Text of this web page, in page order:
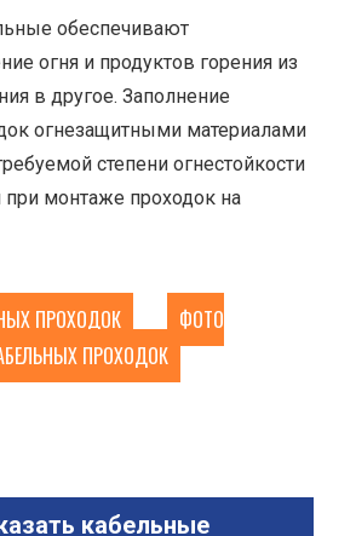
обеспечивают
огня и продуктов горения из
в другое. Заполнение
огнезащитными материалами
степени огнестойкости
при монтаже проходок на
ПРОХОДОК
ФОТО
ПРОХОДОК
кабельные